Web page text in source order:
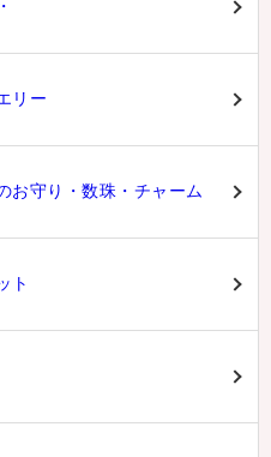
リー
お守り・数珠・チャーム
ト